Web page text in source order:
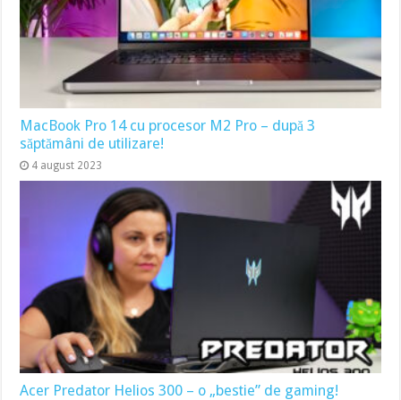
MacBook Pro 14 cu procesor M2 Pro – după 3
săptămâni de utilizare!
4 august 2023
Acer Predator Helios 300 – o „bestie” de gaming!